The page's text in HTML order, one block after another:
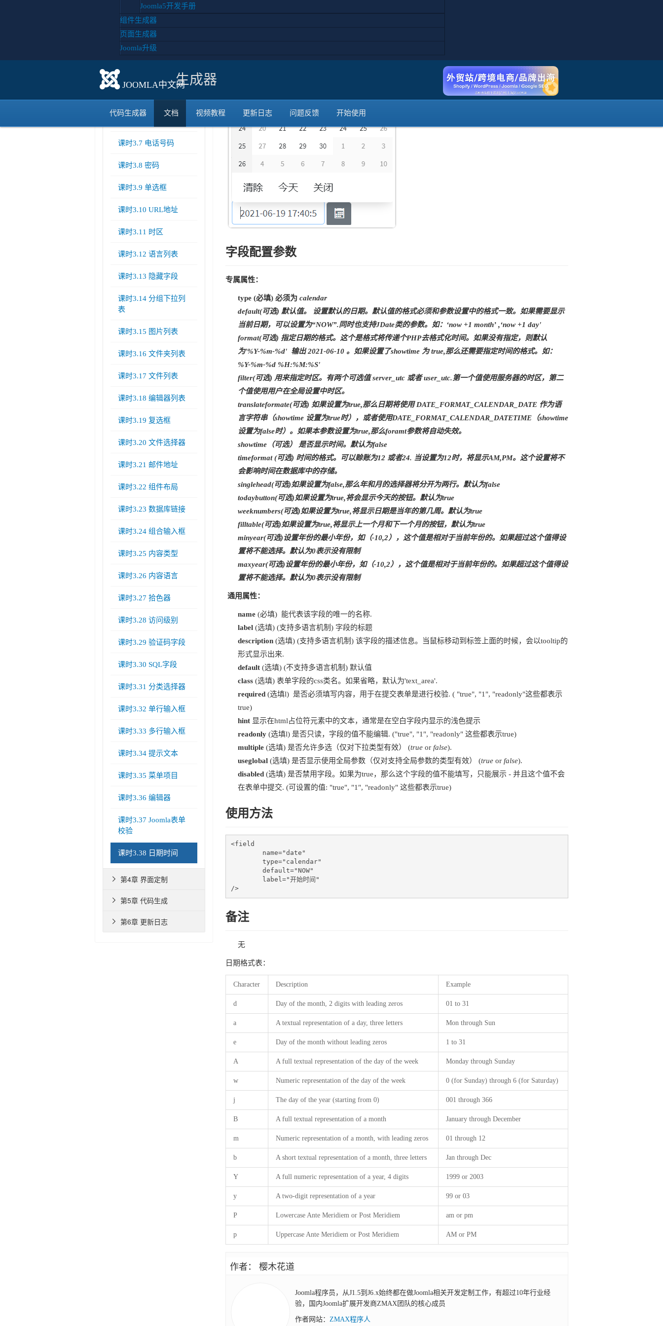
Joomla5开发手册
组件生成器
页面生成器
Joomla升级
JOOMLA中文网生成器
代码生成器 文档 视频教程 更新日志 问题反馈 开始使用
字段配置参数
专属属性：
type (必填) 必须为 calendar
default(可选) 默认值。 设置默认的日期。默认值的格式必须和参数设置中的格式一致。如果需要显示
当前日期，可以设置为“NOW”.同时也支持JDate类的参数。如：‘now +1 month’ ,‘now +1 day'
format(可选) 指定日期的格式。这个是格式将传递个PHP去格式化时间。如果没有指定，则默认
为'%Y-%m-%d' 输出 2021-06-10 。如果设置了showtime 为 true,那么还需要指定时间的格式。如：
%Y-%m-%d %H:%M:%S'
filter(可选) 用来指定时区。有两个可选值 server_utc 或者 user_utc.第一个值使用服务器的时区，第二
个值使用用户在全局设置中时区。
translateformate(可选) 如果设置为true,那么日期将使用 DATE_FORMAT_CALENDAR_DATE 作为语
言字符串（showtime 设置为true时），或者使用DATE_FORMAT_CALENDAR_DATETIME（showtime
设置为false时）。如果本参数设置为true,那么foramt参数将自动失效。
showtime（可选） 是否显示时间。默认为false
timeformat (可选) 时间的格式。可以赊账为12 或者24. 当设置为12时，将显示AM,PM。这个设置将不
会影响时间在数据库中的存储。
singlehead(可选)如果设置为false,那么年和月的选择器将分开为两行。默认为false
todaybutton(可选)如果设置为true,将会显示今天的按钮。默认为true
weeknumbers(可选)如果设置为true,将显示日期是当年的第几周。默认为true
filltable(可选)如果设置为true,将显示上一个月和下一个月的按钮，默认为true
minyear(可选)设置年份的最小年份，如（-10,2），这个值是相对于当前年份的。如果超过这个值得设
置将不能选择。默认为0表示没有限制
maxyear(可选)设置年份的最小年份，如（-10,2），这个值是相对于当前年份的。如果超过这个值得设
置将不能选择。默认为0表示没有限制
通用属性：
name (必填) 能代表该字段的唯一的名称.
label (选填) (支持多语言机制) 字段的标题
description (选填) (支持多语言机制) 该字段的描述信息。当鼠标移动到标签上面的时候，会以tooltip的
形式显示出来.
default (选填) (不支持多语言机制) 默认值
class (选填) 表单字段的css类名。如果省略，默认为'text_area'.
required (选填l) 是否必须填写内容，用于在提交表单是进行校验. ( "true", "1", "readonly"这些都表示
true)
hint 显示在html占位符元素中的文本，通常是在空白字段内显示的浅色提示
readonly (选填l) 是否只读，字段的值不能编辑. ("true", "1", "readonly" 这些都表示true)
multiple (选填) 是否允许多选（仅对下拉类型有效） (true or false).
useglobal (选填) 是否显示使用全局参数（仅对支持全局参数的类型有效） (true or false).
disabled (选填) 是否禁用字段。如果为true，那么这个字段的值不能填写，只能展示 - 并且这个值不会
在表单中提交. (可设置的值: "true", "1", "readonly" 这些都表示true)
使用方法
<field
	type="calendar"
        default="NOW"
/>
备注
无
日期格式表：
Character Description Example
d Day of the month, 2 digits with leading zeros 01 to 31
a A textual representation of a day, three letters Mon through Sun
e Day of the month without leading zeros 1 to 31
A A full textual representation of the day of the week Monday through Sunday
w Numeric representation of the day of the week 0 (for Sunday) through 6 (for Saturday)
j The day of the year (starting from 0) 001 through 366
B A full textual representation of a month January through December
m Numeric representation of a month, with leading zeros 01 through 12
b A short textual representation of a month, three letters Jan through Dec
Y A full numeric representation of a year, 4 digits 1999 or 2003
y A two-digit representation of a year 99 or 03
P Lowercase Ante Meridiem or Post Meridiem am or pm
p Uppercase Ante Meridiem or Post Meridiem AM or PM
作者： 樱木花道
Joomla程序员，从J1.5到J6.x始终都在做Joomla相关开发定制工作，有超过10年行业经
验，国内Joomla扩展开发商ZMAX团队的核心成员
作者网站： ZMAX程序人
课时3.1 字段类型概述
课时3.2 子表单
课时3.3 showon 属性
课时3.4 模板风格
课时3.5 用户组
课时3.7 电话号码
课时3.8 密码
课时3.9 单选框
课时3.10 URL地址
课时3.11 时区
课时3.12 语言列表
课时3.13 隐藏字段
课时3.14 分组下拉列
表
课时3.15 图片列表
课时3.16 文件夹列表
课时3.17 文件列表
课时3.18 编辑器列表
课时3.19 复选框
课时3.20 文件选择器
课时3.21 邮件地址
课时3.22 组件布局
课时3.23 数据库链接
课时3.24 组合输入框
课时3.25 内容类型
课时3.26 内容语言
课时3.27 拾色器
课时3.28 访问级别
课时3.29 验证码字段
课时3.30 SQL字段
课时3.31 分类选择器
课时3.32 单行输入框
课时3.33 多行输入框
课时3.34 提示文本
课时3.35 菜单项目
课时3.36 编辑器
课时3.37 Joomla表单
校验
课时3.38 日期时间
第4章 界面定制

第5章 代码生成

第6章 更新日志
